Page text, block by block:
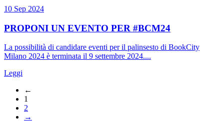
10 Sep 2024
PROPONI UN EVENTO PER #BCM24
La possibilità di candidare eventi per il palinsesto di BookCity
Milano 2024 è terminata il 9 settembre 2024....
Leggi
←
1
2
→